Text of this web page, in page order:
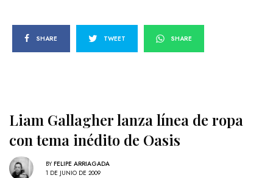
SHARE TWEET SHARE
Liam Gallagher lanza línea de ropa
con tema inédito de Oasis
BY FELIPE ARRIAGADA
1 DE JUNIO DE 2009